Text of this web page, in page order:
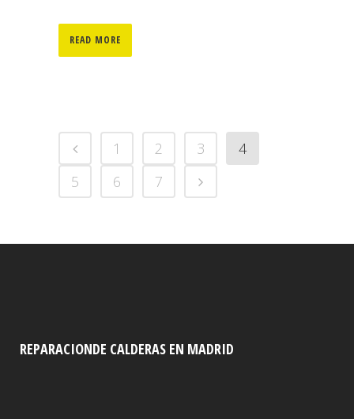
READ MORE
1 2 3
4
5
6 7
REPARACIONDE CALDERAS EN MADRID